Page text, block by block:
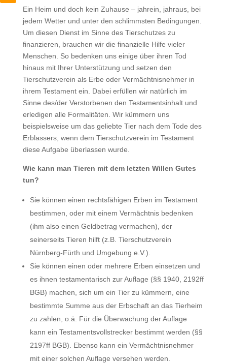
Ein Heim und doch kein Zuhause – jahrein, jahraus, bei
jedem Wetter und unter den schlimmsten Bedingungen.
Um diesen Dienst im Sinne des Tierschutzes zu
finanzieren, brauchen wir die finanzielle Hilfe vieler
Menschen. So bedenken uns einige über ihren Tod
hinaus mit Ihrer Unterstützung und setzen den
Tierschutzverein als Erbe oder Vermächtnisnehmer in
ihrem Testament ein. Dabei erfüllen wir natürlich im
Sinne des/der Verstorbenen den Testamentsinhalt und
erledigen alle Formalitäten. Wir kümmern uns
beispielsweise um das geliebte Tier nach dem Tode des
Erblassers, wenn dem Tierschutzverein im Testament
diese Aufgabe überlassen wurde.
Wie kann man Tieren mit dem letzten Willen Gutes
tun?
Sie können einen rechtsfähigen Erben im Testament
bestimmen, oder mit einem Vermächtnis bedenken
(ihm also einen Geldbetrag vermachen), der
seinerseits Tieren hilft (z.B. Tierschutzverein
Nürnberg-Fürth und Umgebung e.V.).
Sie können einen oder mehrere Erben einsetzen und
es ihnen testamentarisch zur Auflage (§§ 1940, 2192ff
BGB) machen, sich um ein Tier zu kümmern, eine
bestimmte Summe aus der Erbschaft an das Tierheim
zu zahlen, o.ä. Für die Überwachung der Auflage
kann ein Testamentsvollstrecker bestimmt werden (§§
2197ff BGB). Ebenso kann ein Vermächtnisnehmer
mit einer solchen Auflage versehen werden.